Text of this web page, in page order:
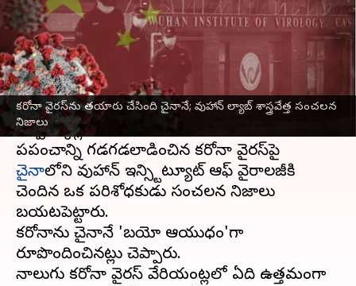
కరోనా వైరస్‌ను తయారు చేసింది చైనానే; వుహాన్ ల్యాబ్ శాస్త్రవేత్త సంచలన
నిజాలు
వ్రాసిన వారు Stalin Jun 28, 2023 03:58 pm
ఈ వార్తాకథనం ఏంటి
ప్రపంచదేశాలనుకోవిడ్ఎలా వణికించిందో ప్రత్యేకంగా
చెప్పనక్కర్లేదు.
ప్రపంచాన్ని గడగడలాడించిన కరోనా వైరస్‌పై
చైనాలోని వుహాన్ ఇన్స్టిట్యూట్ ఆఫ్ వైరాలజీకి
చెందిన ఒక పరిశోధకుడు సంచలన నిజాలు
బయటపెట్టారు.
కరోనాను చైనానే 'బయో ఆయుధం'గా
రూపొందించినట్లు చెప్పారు.
నాలుగు కరోనా వైరస్ వేరియంట్లలో ఏది ఉత్తమంగా